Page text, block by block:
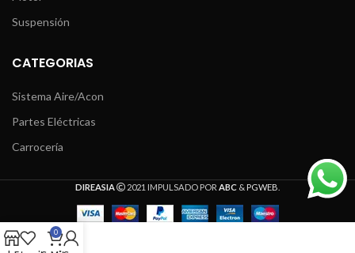
Suspensión
CATEGORIAS
Sistema Aire/Acon
Partes Eléctricas
Carrocería
DIREASIA 2021 IMPULSADO POR ABC &PGWEB
0